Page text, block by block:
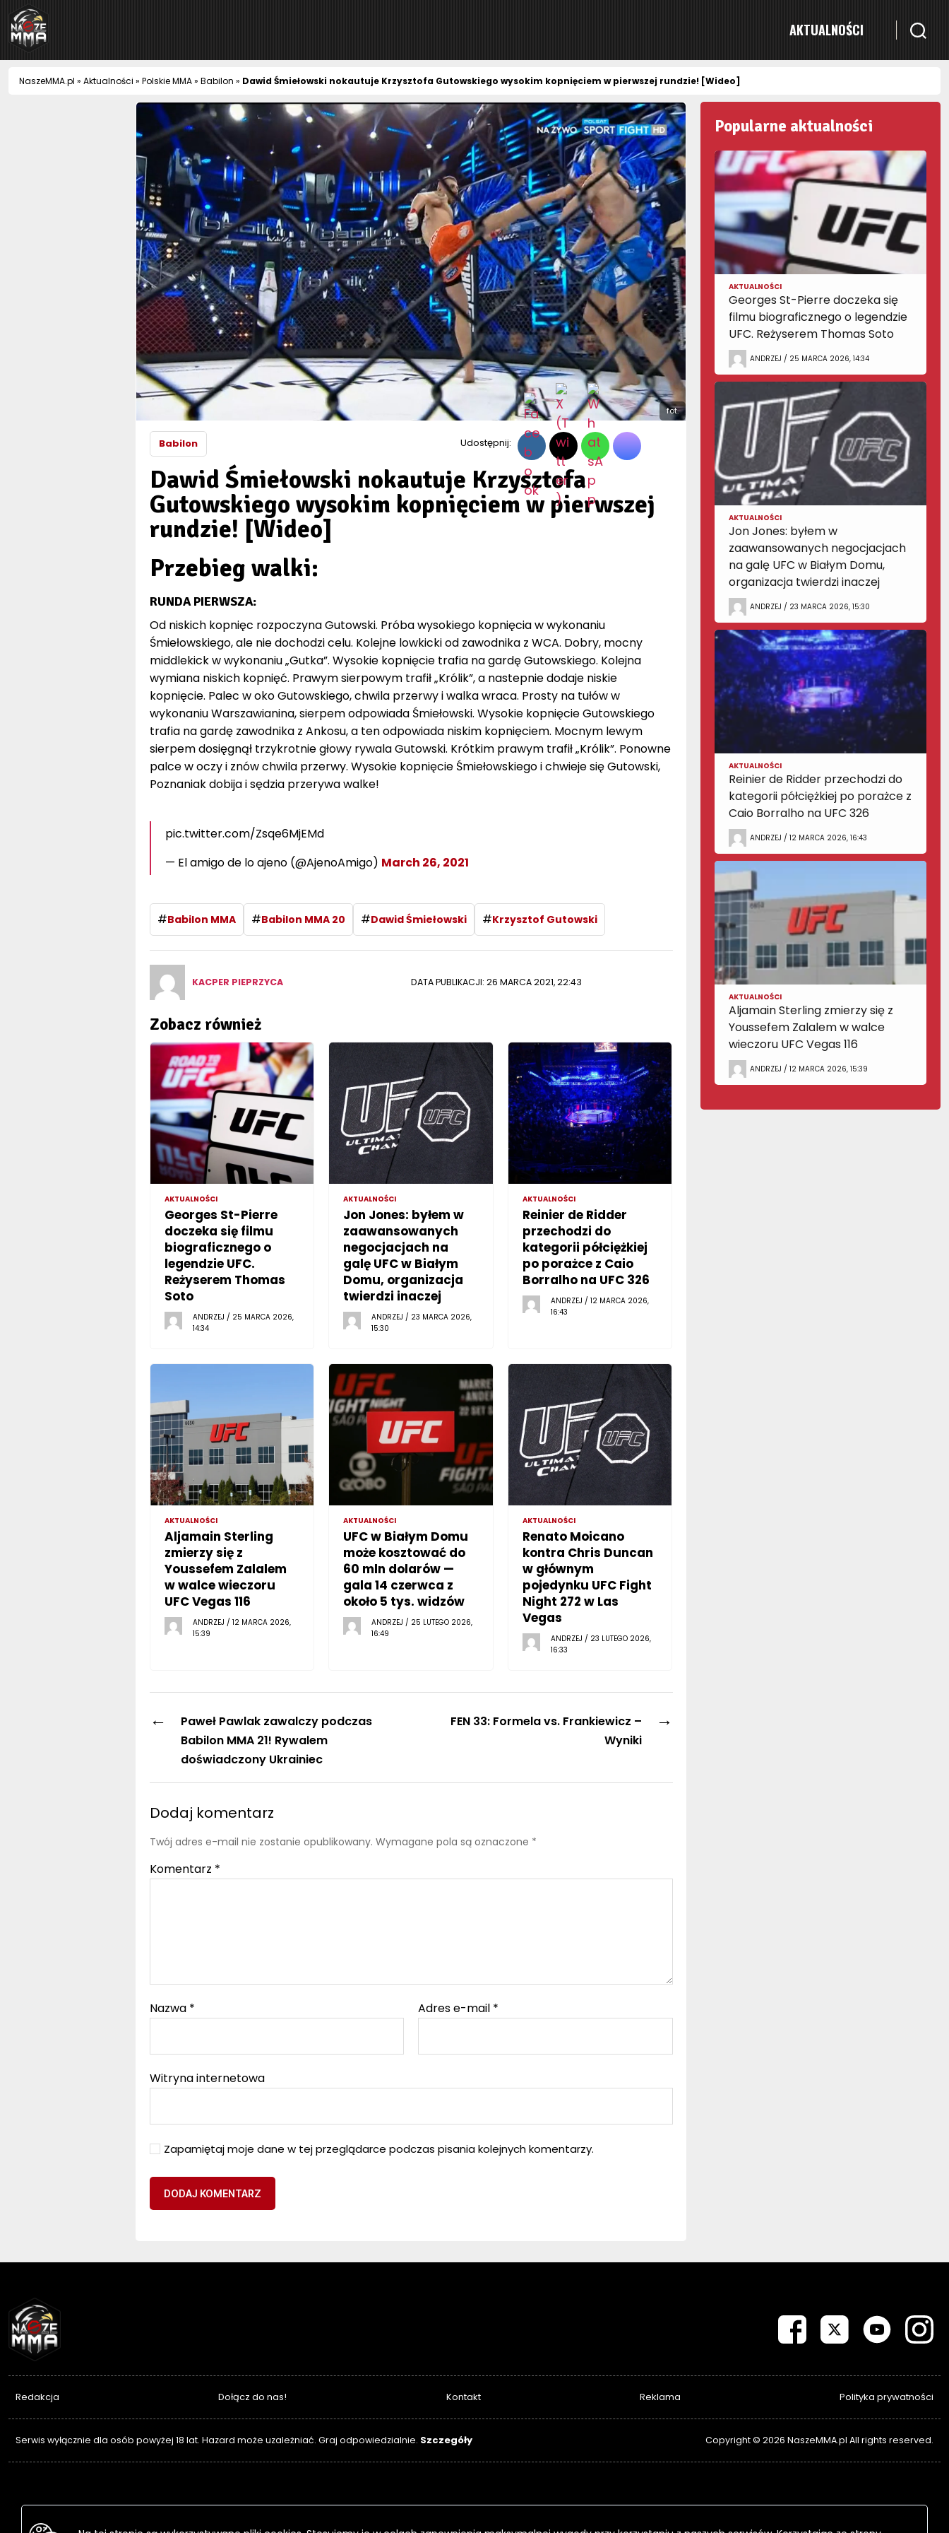
NaszeMMA
AKTUALNOŚCI
NaszeMMA.pl » Aktualności » Polskie MMA» Babilon » Dawid Śmiełowski nokautuje Krzysztofa Gutowskiego wysokim kopnięciem w pierwszej rundzie! [Wideo]
fot.
Babilon Udostępnij:
Dawid Śmiełowski nokautuje Krzysztofa
Gutowskiego wysokim kopnięciem w pierwszej
rundzie! [Wideo]
Przebieg walki:
RUNDA PIERWSZA:
Od niskich kopnięc rozpoczyna Gutowski. Próba wysokiego kopnięcia w wykonaniu
Śmiełowskiego, ale nie dochodzi celu. Kolejne lowkicki od zawodnika z WCA. Dobry, mocny
middlekick w wykonaniu „Gutka”. Wysokie kopnięcie trafia na gardę Gutowskiego. Kolejna
wymiana niskich kopnięć. Prawym sierpowym trafił „Królik”, a nastepnie dodaje niskie
kopnięcie. Palec w oko Gutowskiego, chwila przerwy i walka wraca. Prosty na tułów w
wykonaniu Warszawianina, sierpem odpowiada Śmiełowski. Wysokie kopnięcie Gutowskiego
trafia na gardę zawodnika z Ankosu, a ten odpowiada niskim kopnięciem. Mocnym lewym
sierpem dosięgnął trzykrotnie głowy rywala Gutowski. Krótkim prawym trafił „Królik”. Ponowne
palce w oczy i znów chwila przerwy. Wysokie kopnięcie Śmiełowskiego i chwieje się Gutowski,
Poznaniak dobija i sędzia przerywa walke!
pic.twitter.com/Zsqe6MjEMd
— El amigo de lo ajeno (@AjenoAmigo) March 26, 2021
#Babilon MMA #Babilon MMA 20 #Dawid Śmiełowski #Krzysztof Gutowski
KACPER PIEPRZYCA DATA PUBLIKACJI: 26 MARCA 2021, 22:43
Zobacz również
AKTUALNOŚCI
Georges St-Pierre
doczeka się filmu
biograficznego o
legendzie UFC.
Reżyserem Thomas
Soto
ANDRZEJ / 25 MARCA 2026,
14:34
AKTUALNOŚCI
Jon Jones: byłem w
zaawansowanych
negocjacjach na
galę UFC w Białym
Domu, organizacja
twierdzi inaczej
ANDRZEJ / 23 MARCA 2026,
15:30
AKTUALNOŚCI
Reinier de Ridder
przechodzi do
kategorii półciężkiej
po porażce z Caio
Borralho na UFC 326
ANDRZEJ / 12 MARCA 2026,
16:43
AKTUALNOŚCI
Aljamain Sterling
zmierzy się z
Youssefem Zalalem
w walce wieczoru
UFC Vegas 116
ANDRZEJ / 12 MARCA 2026,
15:39
AKTUALNOŚCI
UFC w Białym Domu
może kosztować do
60 mln dolarów —
gala 14 czerwca z
około 5 tys. widzów
ANDRZEJ / 25 LUTEGO 2026,
16:49
AKTUALNOŚCI
Renato Moicano
kontra Chris Duncan
w głównym
pojedynku UFC Fight
Night 272 w Las
Vegas
ANDRZEJ / 23 LUTEGO 2026,
16:33
←
Paweł Pawlak zawalczy podczas
Babilon MMA 21! Rywalem
doświadczony Ukrainiec
→
FEN 33: Formela vs. Frankiewicz –
Wyniki
Dodaj komentarz
Twój adres e-mail nie zostanie opublikowany. Wymagane pola są oznaczone *
Komentarz *
Nazwa * Adres e-mail *
Witryna internetowa
Zapamiętaj moje dane w tej przeglądarce podczas pisania kolejnych komentarzy.
Popularne aktualności
AKTUALNOŚCI
Georges St-Pierre doczeka się
filmu biograficznego o legendzie
UFC. Reżyserem Thomas Soto
ANDRZEJ / 25 MARCA 2026, 14:34
AKTUALNOŚCI
Jon Jones: byłem w
zaawansowanych negocjacjach
na galę UFC w Białym Domu,
organizacja twierdzi inaczej
ANDRZEJ / 23 MARCA 2026, 15:30
AKTUALNOŚCI
Reinier de Ridder przechodzi do
kategorii półciężkiej po porażce z
Caio Borralho na UFC 326
ANDRZEJ / 12 MARCA 2026, 16:43
AKTUALNOŚCI
Aljamain Sterling zmierzy się z
Youssefem Zalalem w walce
wieczoru UFC Vegas 116
ANDRZEJ / 12 MARCA 2026, 15:39
Redakcja Dołącz do nas! Kontakt Reklama Polityka prywatności
Serwis wyłącznie dla osób powyżej 18 lat. Hazard może uzależniać. Graj odpowiedzialnie. Szczegóły Copyright © 2026 NaszeMMA.pl All rights reserved.